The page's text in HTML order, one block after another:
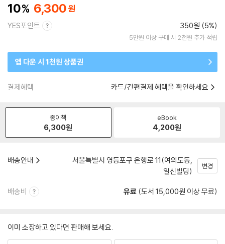
10 6,300
YES포인트 350원 (5%)
5만원 이상 구매 시 2천원 추가 적립
앱 다운 시 1천원 상품권
결제혜택 카드/간편결제 혜택을 확인하세요
종이책
6,300원
eBook
4,200원
배송안내
서울특별시 영등포구 은행로 11(여의도동,
일신빌딩)
변경
배송비 유료 (도서 15,000원 이상 무료)
이미 소장하고 있다면 판매해 보세요.